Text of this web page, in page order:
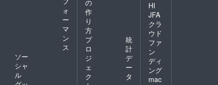
ォ
ー
マ
ン
ス
ソー
シャ
ル
の
作
り
方
プ
ロ
ジ
ェ
ク
統
計
デ
ー
タ
HI
JFA
クラ
ウド
ファ
ン
ディ
ング
mac